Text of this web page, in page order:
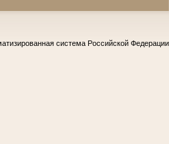
система Российской